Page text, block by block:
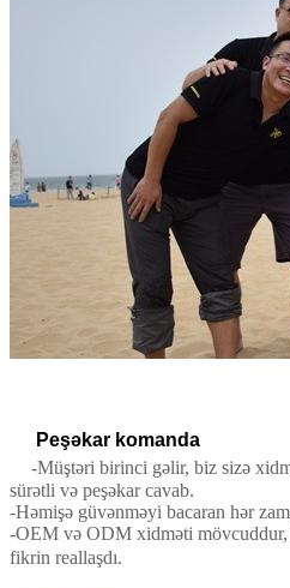
Peşəkar komanda
-Müştəri birinci gəlir, biz sizə
sürətli və peşəkar cavab.
-Həmişə güvənməyi bacaran hər
-OEM və ODM xidməti mövcuddur,
fikrin reallaşdı.